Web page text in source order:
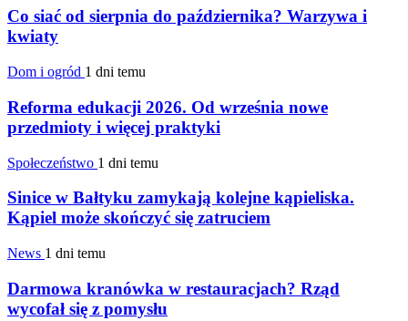
Co siać od sierpnia do października? Warzywa i
kwiaty
Dom i ogród 1 dni temu
Reforma edukacji 2026. Od września nowe
przedmioty i więcej praktyki
Społeczeństwo 1 dni temu
Sinice w Bałtyku zamykają kolejne kąpieliska.
Kąpiel może skończyć się zatruciem
News 1 dni temu
Darmowa kranówka w restauracjach? Rząd
wycofał się z pomysłu